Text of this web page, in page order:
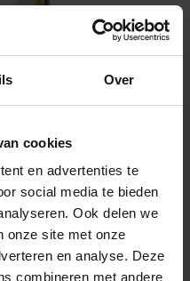
Over
cookies
en advertenties te
social media te bieden
Ook delen we
onze site met onze
en analyse. Deze
combineren met andere
25